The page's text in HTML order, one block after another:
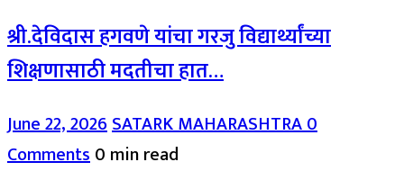
श्री.देविदास हगवणे यांचा गरजु विद्यार्थ्यांच्या
शिक्षणासाठी मदतीचा हात…
June 22, 2026SATARK MAHARASHTRA0
Comments0 min read